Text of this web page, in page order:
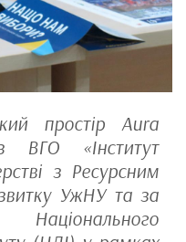
простір Aura
ВГО «Інститут
з Ресурсним
УжНУ та за